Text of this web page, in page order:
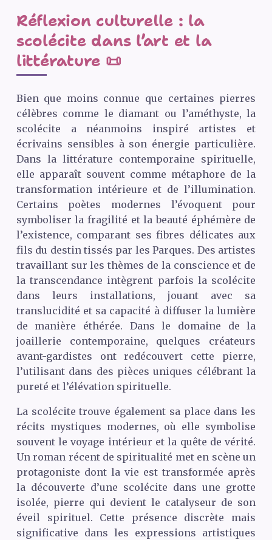
Réflexion culturelle : la
scolécite dans l’art et la
littérature 📜
Bien que moins connue que certaines pierres
célèbres comme le diamant ou l’améthyste, la
scolécite a néanmoins inspiré artistes et
écrivains sensibles à son énergie particulière.
Dans la littérature contemporaine spirituelle,
elle apparaît souvent comme métaphore de la
transformation intérieure et de l’illumination.
Certains poètes modernes l’évoquent pour
symboliser la fragilité et la beauté éphémère de
l’existence, comparant ses fibres délicates aux
fils du destin tissés par les Parques. Des artistes
travaillant sur les thèmes de la conscience et de
la transcendance intègrent parfois la scolécite
dans leurs installations, jouant avec sa
translucidité et sa capacité à diffuser la lumière
de manière éthérée. Dans le domaine de la
joaillerie contemporaine, quelques créateurs
avant-gardistes ont redécouvert cette pierre,
l’utilisant dans des pièces uniques célébrant la
pureté et l’élévation spirituelle.
La scolécite trouve également sa place dans les
récits mystiques modernes, où elle symbolise
souvent le voyage intérieur et la quête de vérité.
Un roman récent de spiritualité met en scène un
protagoniste dont la vie est transformée après
la découverte d’une scolécite dans une grotte
isolée, pierre qui devient le catalyseur de son
éveil spirituel. Cette présence discrète mais
significative dans les expressions artistiques